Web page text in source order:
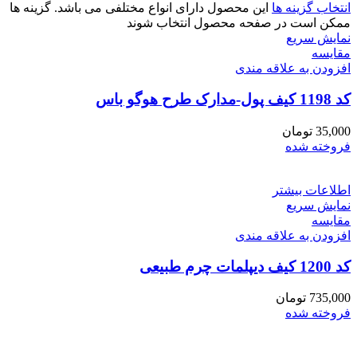
انتخاب گزینه ها این محصول دارای انواع مختلفی می باشد. گزینه ها
ممکن است در صفحه محصول انتخاب شوند
نمایش سریع
مقايسه
افزودن به علاقه مندی
کد 1198 کیف پول-مدارک طرح هوگو باس
35,000 تومان
فروخته شده
اطلاعات بیشتر
نمایش سریع
مقايسه
افزودن به علاقه مندی
کد 1200 کیف دیپلمات چرم طبیعی
735,000 تومان
فروخته شده